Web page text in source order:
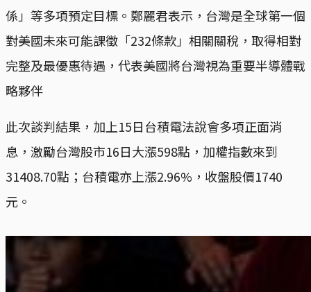
係」等多項預定目標。鄭麗君表示，台灣是全球第一個
對美國未來可能課徵「232條款」相關關稅，取得相對
完整及最優惠待遇，代表美國將台灣視為重要半導體戰
略夥伴
此次談判結果，加上15日台積電法說會多項正面消
息，激勵台灣股市16日大漲598點，加權指數來到
31408.70點；台積電亦上漲2.96%，收盤股價1740
元。